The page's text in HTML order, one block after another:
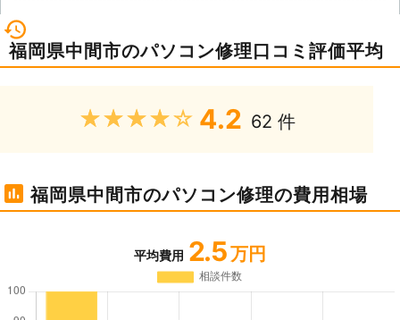
福岡県中間市のパソコン修理口コミ評価平均
★★★★★ 4.2 62 件
福岡県中間市のパソコン修理の費用相場
平均費用 2.5 万円